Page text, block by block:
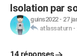
Isolation par
guins2022- 27
atlassaturn-